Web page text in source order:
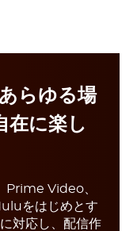
らゆる場
在に楽し
Video、
をはじめとす
対応し、配信作